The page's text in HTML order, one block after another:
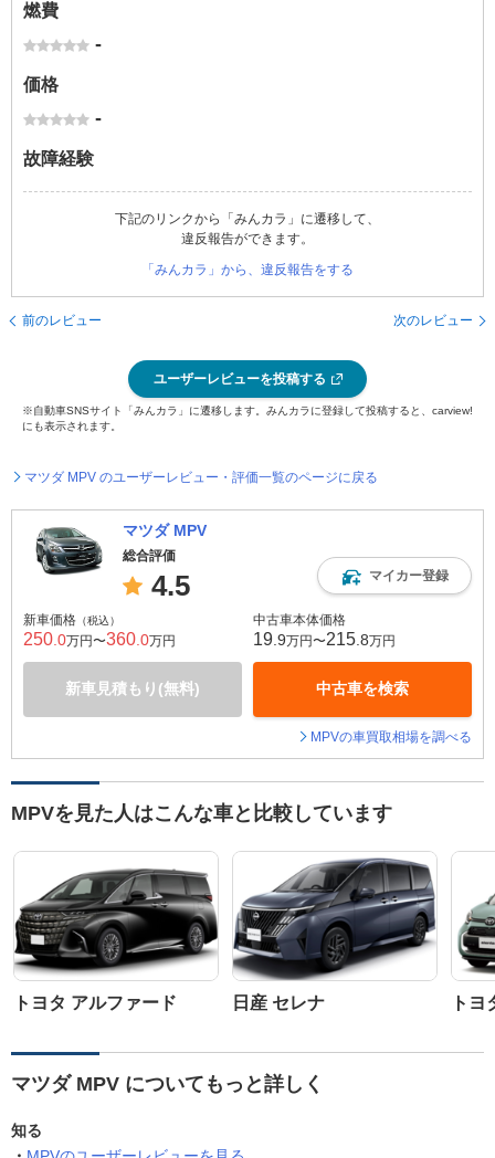
燃費
-
価格
-
故障経験
下記のリンクから「みんカラ」に遷移して、
違反報告ができます。
「みんカラ」から、違反報告をする
前のレビュー 次のレビュー
ユーザーレビューを投稿する
※自動車SNSサイト「みんカラ」に遷移します。みんカラに登録して投稿すると、carview!
にも表示されます。
マツダ MPV のユーザーレビュー・評価一覧のページに戻る
マツダ MPV
総合評価
4.5 マイカー登録
新車価格 （税込）
250 .0万円〜360 .0万円
新車見積もり(無料)
中古車本体価格
19 .9万円〜215 .8万円
中古車を検索
MPVの車買取相場を調べる
MPVを見た人はこんな車と比較しています
トヨタ アルファード 日産 セレナ ト
マツダ MPV についてもっと詳しく
知る